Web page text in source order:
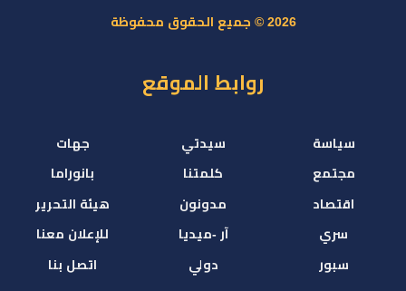
2026 © جميع الحقوق محفوظة
روابط الموقع
سياسة
مجتمع
اقتصاد
سري
سبور
سيدتي
كلمتنا
مدونون
آر -ميديا
دولي
جهات
بانوراما
هيئة التحرير
للإعلان معنا
اتصل بنا